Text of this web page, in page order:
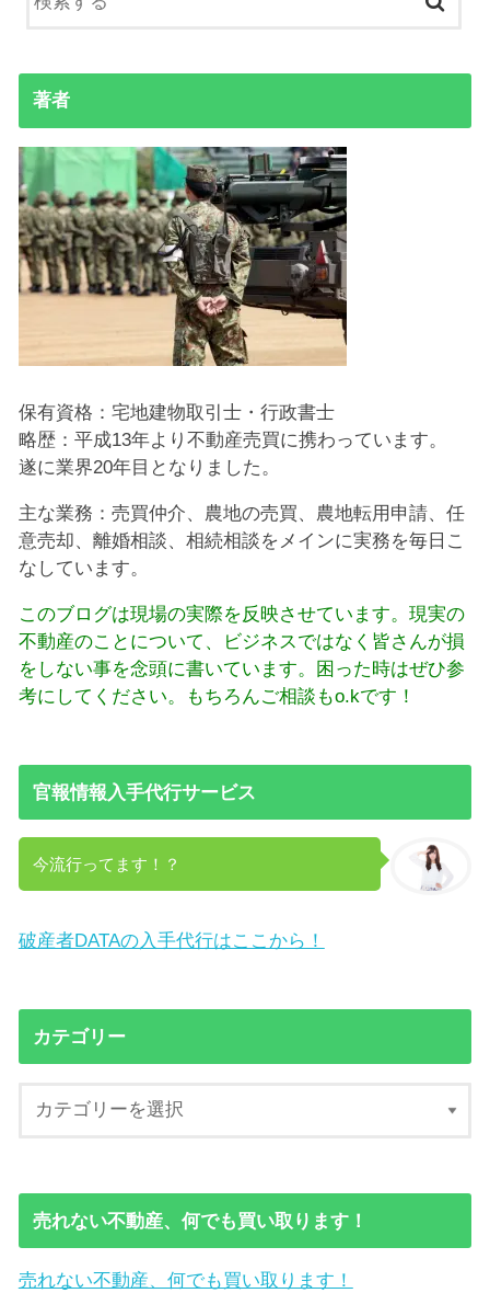
著者
保有資格：宅地建物取引士・行政書士
略歴：平成13年より不動産売買に携わっています。
遂に業界20年目となりました。
主な業務：売買仲介、農地の売買、農地転用申請、任
意売却、離婚相談、相続相談をメインに実務を毎日こ
なしています。
このブログは現場の実際を反映させています。現実の
不動産のことについて、ビジネスではなく皆さんが損
をしない事を念頭に書いています。困った時はぜひ参
考にしてください。もちろんご相談もo.kです！
官報情報入手代行サービス
今流行ってます！？
破産者DATAの入手代行はここから！
カテゴリー
売れない不動産、何でも買い取ります！
売れない不動産、何でも買い取ります！